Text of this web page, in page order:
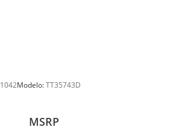
1042Modelo:TT35743D
MSRP